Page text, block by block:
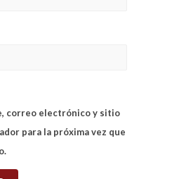
correo electrónico y sitio
para la próxima vez que